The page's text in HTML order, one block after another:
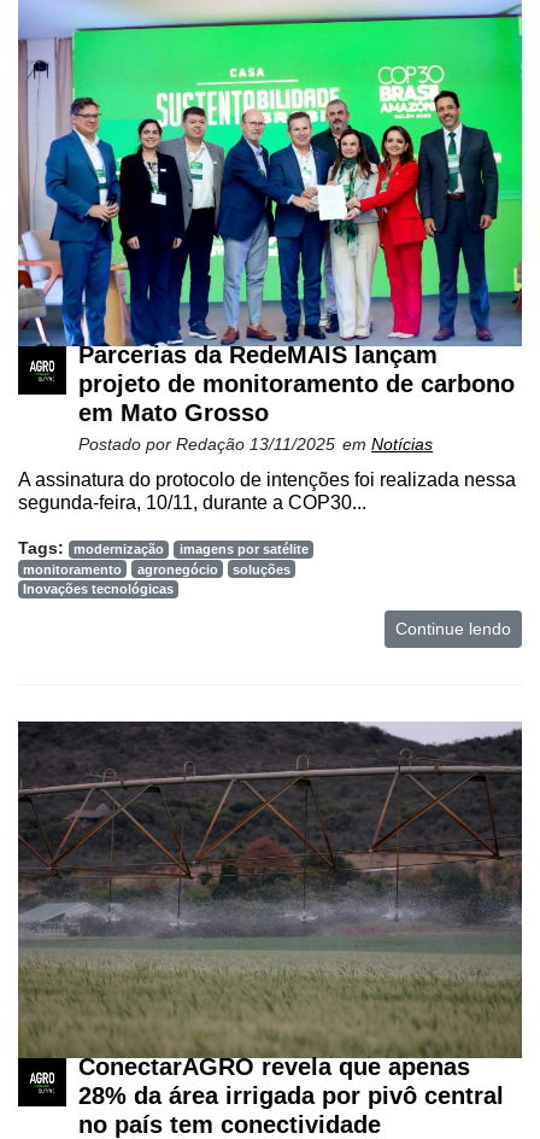
Parcerias da RedeMAIS lançam
projeto de monitoramento de carbono
em Mato Grosso
Postado por Redação 13/11/2025 em Notícias
A assinatura do protocolo de intenções foi realizada nessa
segunda-feira, 10/11, durante a COP30...
Tags: modernização
imagens por satélite
monitoramento
agronegócio
soluções
Inovações tecnológicas
Continue lendo
ConectarAGRO revela que apenas
28% da área irrigada por pivô central
no país tem conectividade